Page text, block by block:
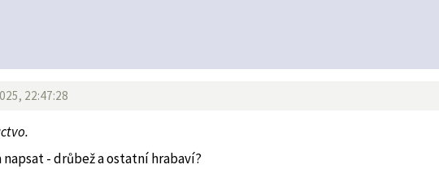
22:47:28
- drůbež a ostatní hrabaví?